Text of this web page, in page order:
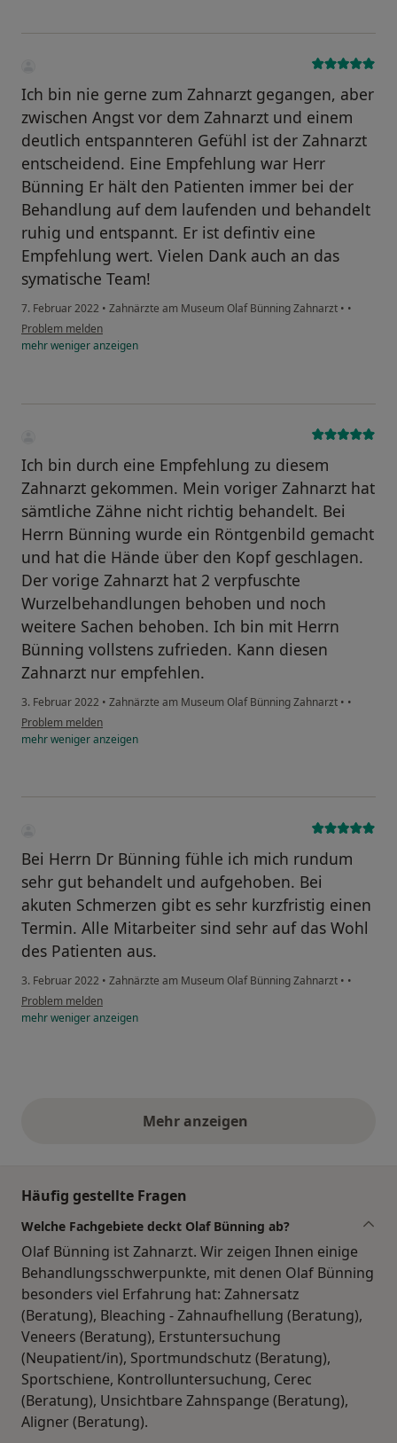
Ich bin nie gerne zum Zahnarzt gegangen, aber
zwischen Angst vor dem Zahnarzt und einem
deutlich entspannteren Gefühl ist der Zahnarzt
entscheidend. Eine Empfehlung war Herr
Bünning Er hält den Patienten immer bei der
Behandlung auf dem laufenden und behandelt
ruhig und entspannt. Er ist defintiv eine
Empfehlung wert. Vielen Dank auch an das
symatische Team!
7. Februar 2022 • Zahnärzte am Museum Olaf Bünning Zahnarzt • •
Problem melden
mehrwenigeranzeigen
Ich bin durch eine Empfehlung zu diesem
Zahnarzt gekommen. Mein voriger Zahnarzt hat
sämtliche Zähne nicht richtig behandelt. Bei
Herrn Bünning wurde ein Röntgenbild gemacht
und hat die Hände über den Kopf geschlagen.
Der vorige Zahnarzt hat 2 verpfuschte
Wurzelbehandlungen behoben und noch
weitere Sachen behoben. Ich bin mit Herrn
Bünning vollstens zufrieden. Kann diesen
Zahnarzt nur empfehlen.
3. Februar 2022 • Zahnärzte am Museum Olaf Bünning Zahnarzt • •
Problem melden
mehrwenigeranzeigen
Bei Herrn Dr Bünning fühle ich mich rundum
sehr gut behandelt und aufgehoben. Bei
akuten Schmerzen gibt es sehr kurzfristig einen
Termin. Alle Mitarbeiter sind sehr auf das Wohl
des Patienten aus.
3. Februar 2022 • Zahnärzte am Museum Olaf Bünning Zahnarzt • •
Problem melden
mehrwenigeranzeigen
Mehr anzeigenobige Stellungnahmen
Häufig gestellte Fragen
Welche Fachgebiete deckt Olaf Bünning ab?
Olaf Bünning ist Zahnarzt. Wir zeigen Ihnen einige
Behandlungsschwerpunkte, mit denen Olaf Bünning
besonders viel Erfahrung hat: Zahnersatz
(Beratung), Bleaching - Zahnaufhellung (Beratung),
Veneers (Beratung), Erstuntersuchung
(Neupatient/in), Sportmundschutz (Beratung),
Sportschiene, Kontrolluntersuchung, Cerec
(Beratung), Unsichtbare Zahnspange (Beratung),
Aligner (Beratung).